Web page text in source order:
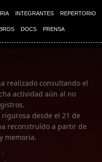
INTEGRANTES REPERTORIO
DOCS PRENSA
realizado consultando el
actividad aún al no
desde el 21 de
reconstruído a partir de
memoria.